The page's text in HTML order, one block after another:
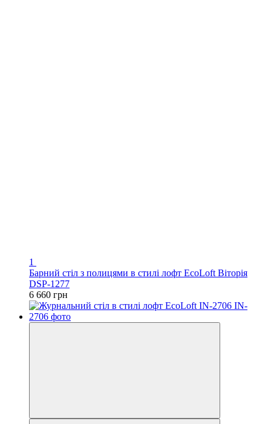
1
Барний стіл з полицями в стилі лофт EcoLoft Віторія
DSP-1277
6 660 грн